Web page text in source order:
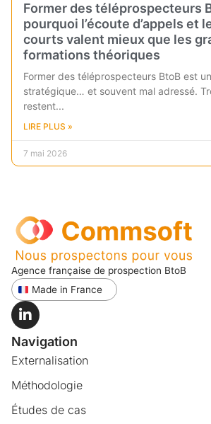
Former des téléprospecteurs
pourquoi l’écoute d’appels et
courts valent mieux que les
formations théoriques
Former des téléprospecteurs BtoB est
stratégique… et souvent mal adressé.
restent
LIRE PLUS »
7 mai 2026
Agence française de prospection BtoB
Made in France
Navigation
Externalisation
Méthodologie
Études de cas